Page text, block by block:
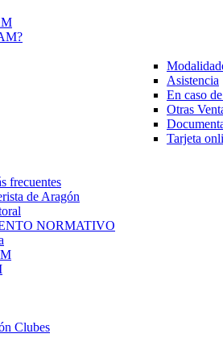
Asistencia
En caso
Otras
Tarjeta
frecuentes
de Aragón
NORMATIVO
Clubes